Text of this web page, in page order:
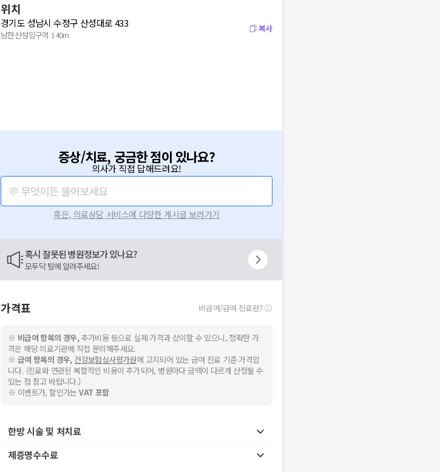
위치
경기도 성남시 수정구 산성대로 433
남한산성입구역 140m
복사
증상/치료, 궁금한 점이 있나요?
의사가 직접 답해드려요!
💬 무엇이든 물어보세요
혹은, 의료상담 서비스에 다양한 게시글 보러가기
혹시 잘못된 병원정보가 있나요?
모두닥 팀에 알려주세요!
가격표 비급여/급여 진료란?
※ 비급여 항목의 경우,추가비용 등으로 실제 가격과 상이할 수 있으니, 정확한 가
격은 해당 의료기관에 직접 문의해주세요.
※ 급여 항목의 경우, 건강보험심사평가원에 고지되어 있는 급여 진료 기준 가격입
니다. (진료와 연관된 복합적인 비용이 추가되어, 병원마다 금액이 다르게 산정될 수
있는 점 참고 바랍니다.)
※ 이벤트가, 할인가는VAT 포함
한방 시술 및 처치료
제증명수수료